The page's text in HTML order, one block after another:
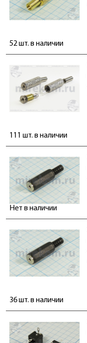
52 шт. в наличии
111 шт. в наличии
Нет в наличии
36 шт. в наличии